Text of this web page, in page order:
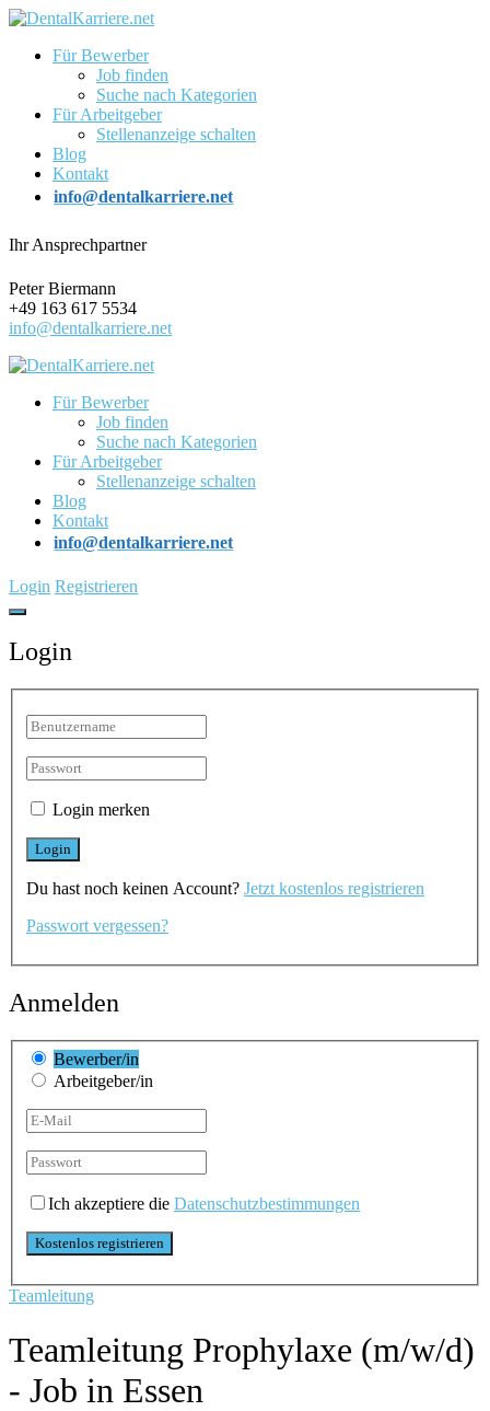
Für Bewerber
Job finden
Suche nach Kategorien
Für Arbeitgeber
Stellenanzeige schalten
Blog
Kontakt
info@dentalkarriere.net
Ihr Ansprechpartner
Peter Biermann
+49 163 617 5534
info@dentalkarriere.net
Für Bewerber
Job finden
Suche nach Kategorien
Für Arbeitgeber
Stellenanzeige schalten
Blog
Kontakt
info@dentalkarriere.net
Login Registrieren
Login
Login merken
Du hast noch keinen Account? Jetzt kostenlos registrieren
Passwort vergessen?
Anmelden
Bewerber/in
Arbeitgeber/in
Ich akzeptiere die Datenschutzbestimmungen
Teamleitung
Teamleitung Prophylaxe (m/w/d)
- Job in Essen